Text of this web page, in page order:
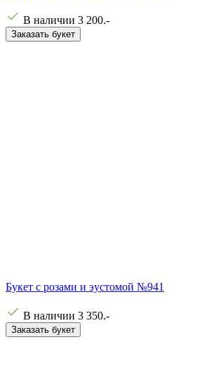
В наличии 3 200.-
Заказать букет
Букет с розами и эустомой №941
В наличии 3 350.-
Заказать букет